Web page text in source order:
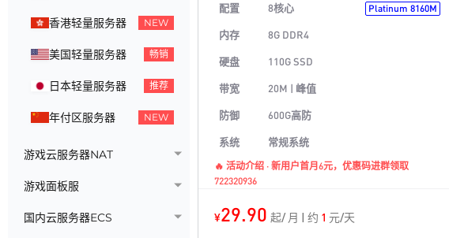
香港轻量服务器 NEW
美国轻量服务器 畅销
日本轻量服务器 推荐
年付区服务器 NEW
游戏云服务器NAT
游戏面板服
国内云服务器ECS
配置 8核心 Platinum 8160M
内存
8G DDR4
硬盘
110G SSD
带宽
20M | 峰值
防御
600G高防
系统
常规系统
🔥 活动介绍 · 新用户首月6元，优惠码进群领取
722320936
¥29.90 起/ 月 | 约 1 元/天